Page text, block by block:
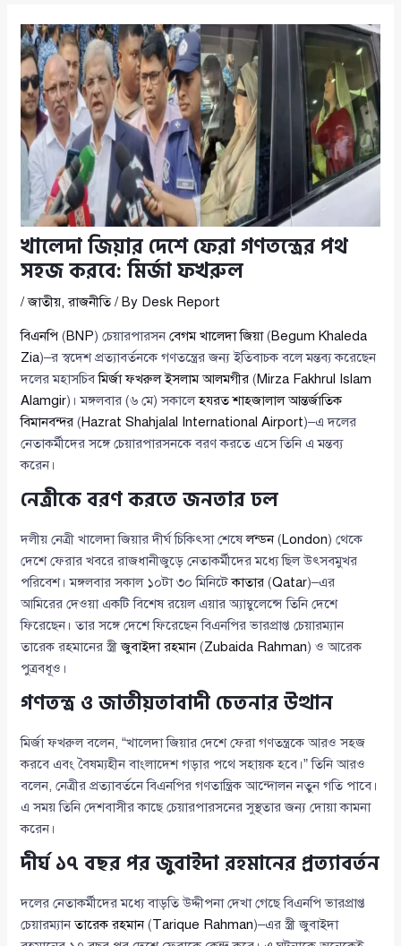
খালেদা জিয়ার দেশে ফেরা গণতন্ত্রের পথ
সহজ করবে: মির্জা ফখরুল
/জাতীয়,রাজনীতি/ By Desk Report
বিএনপি (BNP) চেয়ারপারসনবেগম খালেদা জিয়া(Begum Khaleda
Zia)–র স্বদেশ প্রত্যাবর্তনকে গণতন্ত্রের জন্য ইতিবাচক বলে মন্তব্য করেছেন
দলের মহাসচিবমির্জা ফখরুল ইসলাম আলমগীর (Mirza Fakhrul Islam
Alamgir)। মঙ্গলবার (৬ মে) সকালেহযরত শাহজালাল আন্তর্জাতিক
বিমানবন্দর (Hazrat Shahjalal International Airport)–এ দলের
নেতাকর্মীদের সঙ্গে চেয়ারপারসনকে বরণ করতে এসে তিনি এ মন্তব্য
করেন।
নেত্রীকে বরণ করতে জনতার ঢল
দলীয় নেত্রী খালেদা জিয়ার দীর্ঘ চিকিৎসা শেষেলন্ডন(London) থেকে
দেশে ফেরার খবরে রাজধানীজুড়ে নেতাকর্মীদের মধ্যে ছিল উৎসবমুখর
পরিবেশ। মঙ্গলবার সকাল ১০টা ৩০ মিনিটেকাতার (Qatar)–এর
আমিরের দেওয়া একটি বিশেষ রয়েল এয়ার অ্যাম্বুলেন্সে তিনি দেশে
ফিরেছেন। তার সঙ্গে দেশে ফিরেছেন বিএনপির ভারপ্রাপ্ত চেয়ারম্যান
তারেক রহমানের স্ত্রীজুবাইদা রহমান(Zubaida Rahman) ও আরেক
পুত্রবধূও।
গণতন্ত্র ও জাতীয়তাবাদী চেতনার উত্থান
মির্জা ফখরুল বলেন, “খালেদা জিয়ার দেশে ফেরা গণতন্ত্রকে আরও সহজ
করবে এবং বৈষম্যহীন বাংলাদেশ গড়ার পথে সহায়ক হবে।” তিনি আরও
বলেন, নেত্রীর প্রত্যাবর্তনে বিএনপির গণতান্ত্রিক আন্দোলন নতুন গতি পাবে।
এ সময় তিনি দেশবাসীর কাছে চেয়ারপারসনের সুস্থতার জন্য দোয়া কামনা
করেন।
দীর্ঘ ১৭ বছর পর জুবাইদা রহমানের প্রত্যাবর্তন
দলের নেতাকর্মীদের মধ্যে বাড়তি উদ্দীপনা দেখা গেছে বিএনপি ভারপ্রাপ্ত
চেয়ারম্যানতারেক রহমান(Tarique Rahman)–এর স্ত্রী জুবাইদা